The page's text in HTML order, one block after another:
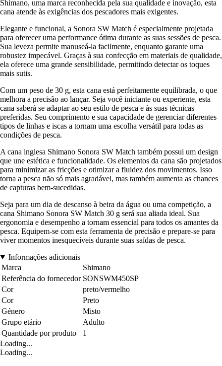
Shimano, uma marca reconhecida pela sua qualidade e inovação, esta
cana atende às exigências dos pescadores mais exigentes.
Elegante e funcional, a Sonora SW Match é especialmente projetada
para oferecer uma performance ótima durante as suas sessões de pesca.
Sua leveza permite manuseá-la facilmente, enquanto garante uma
robustez impecável. Graças à sua confecção em materiais de qualidade,
ela oferece uma grande sensibilidade, permitindo detectar os toques
mais sutis.
Com um peso de 30 g, esta cana está perfeitamente equilibrada, o que
melhora a precisão ao lançar. Seja você iniciante ou experiente, esta
cana saberá se adaptar ao seu estilo de pesca e às suas técnicas
preferidas. Seu comprimento e sua capacidade de gerenciar diferentes
tipos de linhas e iscas a tornam uma escolha versátil para todas as
condições de pesca.
A cana inglesa Shimano Sonora SW Match também possui um design
que une estética e funcionalidade. Os elementos da cana são projetados
para minimizar as fricções e otimizar a fluidez dos movimentos. Isso
torna a pesca não só mais agradável, mas também aumenta as chances
de capturas bem-sucedidas.
Seja para um dia de descanso à beira da água ou uma competição, a
cana Shimano Sonora SW Match 30 g será sua aliada ideal. Sua
ergonomia e desempenho a tornam essencial para todos os amantes da
pesca. Equipem-se com esta ferramenta de precisão e prepare-se para
viver momentos inesquecíveis durante suas saídas de pesca.
Informações adicionais
Marca
Shimano
Referência do fornecedor SONSWM450SP
Cor
preto/vermelho
Cor
Preto
Género
Misto
Grupo etário
Adulto
Quantidade por produto
1
Loading...
Loading...